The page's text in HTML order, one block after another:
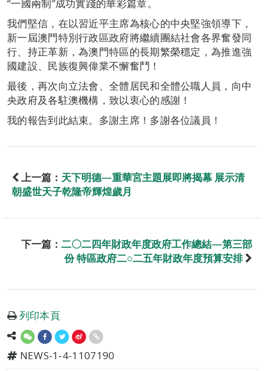
“一國兩制”成功實踐的華彩篇章。
我們堅信，在以習近平主席為核心的中央堅強領導下，
新一屆澳門特別行政區政府將繼續團結社會各界奮發同
行、持正革新，為澳門特區的長期繁榮穩定，為推進強
國建設、民族復興偉業不懈奮鬥！
最後，再次向立法會、全體居民和全體公職人員，向中
央政府及各駐澳機構，致以衷心的感謝！
我的報告到此結束。多謝主席！多謝各位議員！
上一篇： 天下明德—重華宮主題展即將揭幕 展示清
朝盛世天子乾隆帝輝煌歲月
下一篇： 二〇二四年財政年度政府工作總結—第三部
份 特區政府二○二五年財政年度預算安排
列印本頁
NEWS-1-4-1107190